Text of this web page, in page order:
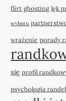
flirt ghosting lęk
wyboru
wrażenie porady
się profil
psychologia